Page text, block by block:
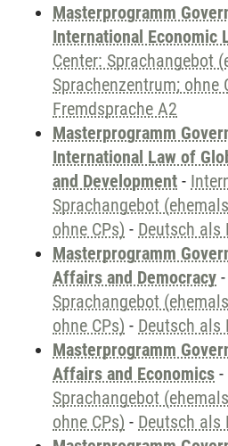
Masterprogramm
International Economic
Center: Sprachangebot
Sprachenzentrum; ohne
Fremdsprache A2
Masterprogramm
International Law of
and Development -
Sprachangebot
ohne CPs) - Deutsch als
Masterprogramm
Affairs and Democracy -
Sprachangebot
ohne CPs) - Deutsch als
Masterprogramm
Affairs and Economics -
Sprachangebot
ohne CPs) - Deutsch als